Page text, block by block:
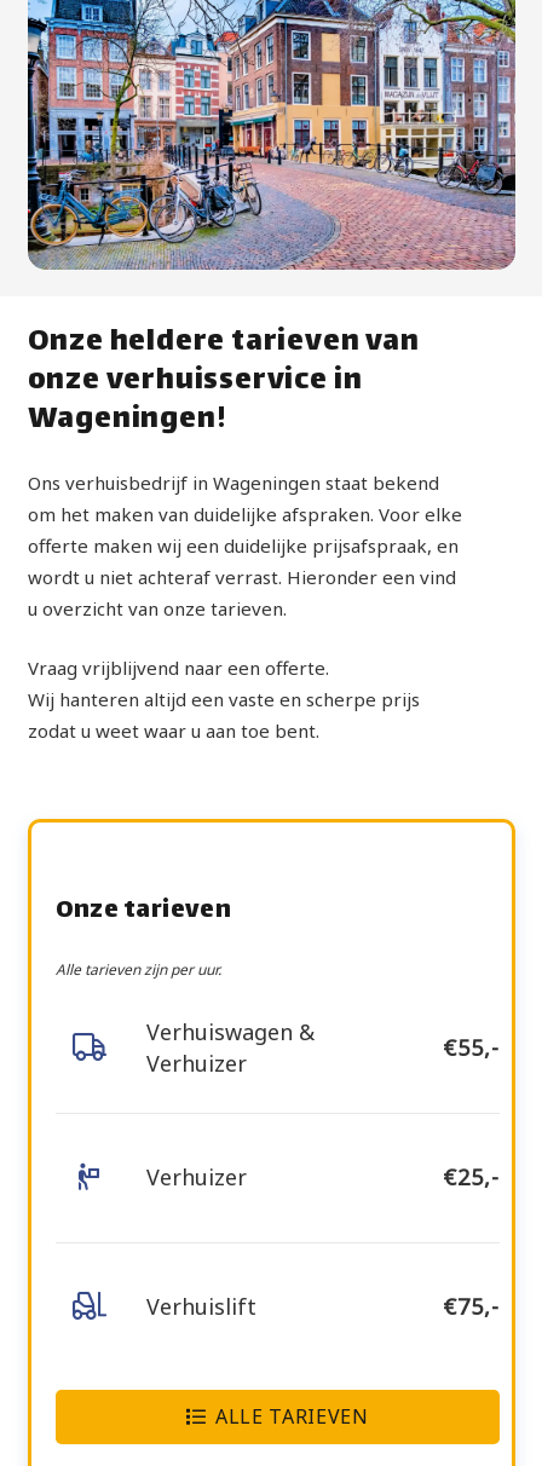
Onze heldere tarieven van
onze verhuisservice in
Wageningen!
Ons verhuisbedrijf in Wageningen staat bekend
om het maken van duidelijke afspraken. Voor elke
offerte maken wij een duidelijke prijsafspraak, en
wordt u niet achteraf verrast. Hieronder een vind
u overzicht van onze tarieven.
Vraag vrijblijvend naar een offerte.
Wij hanteren altijd een vaste en scherpe prijs
zodat u weet waar u aan toe bent.
Onze tarieven
Alle tarieven zijn per uur.
Verhuiswagen &
Verhuizer
€55,-
Verhuizer €25,-
Verhuislift €75,-
ALLE TARIEVEN